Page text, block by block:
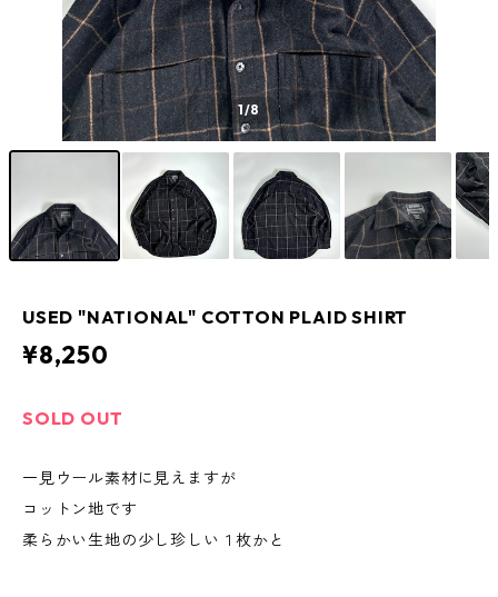
1/8
USED "NATIONAL" COTTON PLAID SHIRT
¥8,250
SOLD OUT
一見ウール素材に見えますが
コットン地です
柔らかい生地の少し珍しい１枚かと